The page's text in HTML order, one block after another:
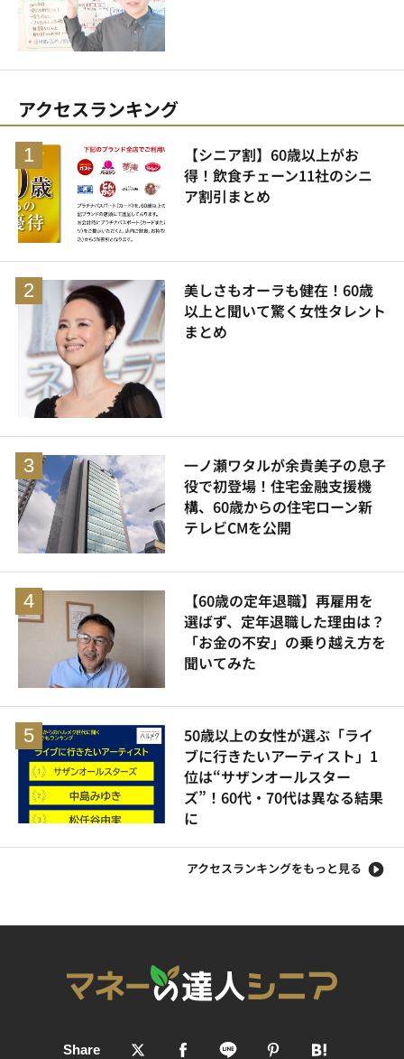
アクセスランキング
【シニア割】60歳以上がお
得！飲食チェーン11社のシニ
ア割引まとめ
美しさもオーラも健在！60歳
以上と聞いて驚く女性タレント
まとめ
一ノ瀬ワタルが余貴美子の息子
役で初登場！住宅金融支援機
構、60歳からの住宅ローン新
テレビCMを公開
【60歳の定年退職】再雇用を
選ばず、定年退職した理由は？
「お金の不安」の乗り越え方を
聞いてみた
50歳以上の女性が選ぶ「ライ
ブに行きたいアーティスト」1
位は“サザンオールスター
ズ”！60代・70代は異なる結果
に
アクセスランキングをもっと見る